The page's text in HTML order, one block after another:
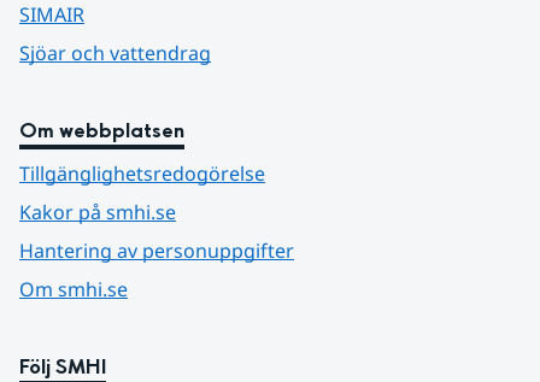
SIMAIR
Sjöar och vattendrag
Om webbplatsen
Tillgänglighetsredogörelse
Kakor på smhi.se
Hantering av personuppgifter
Om smhi.se
Följ SMHI